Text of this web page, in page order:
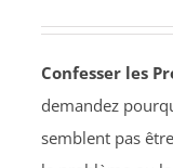
Confesser les
demandez
semblent pas